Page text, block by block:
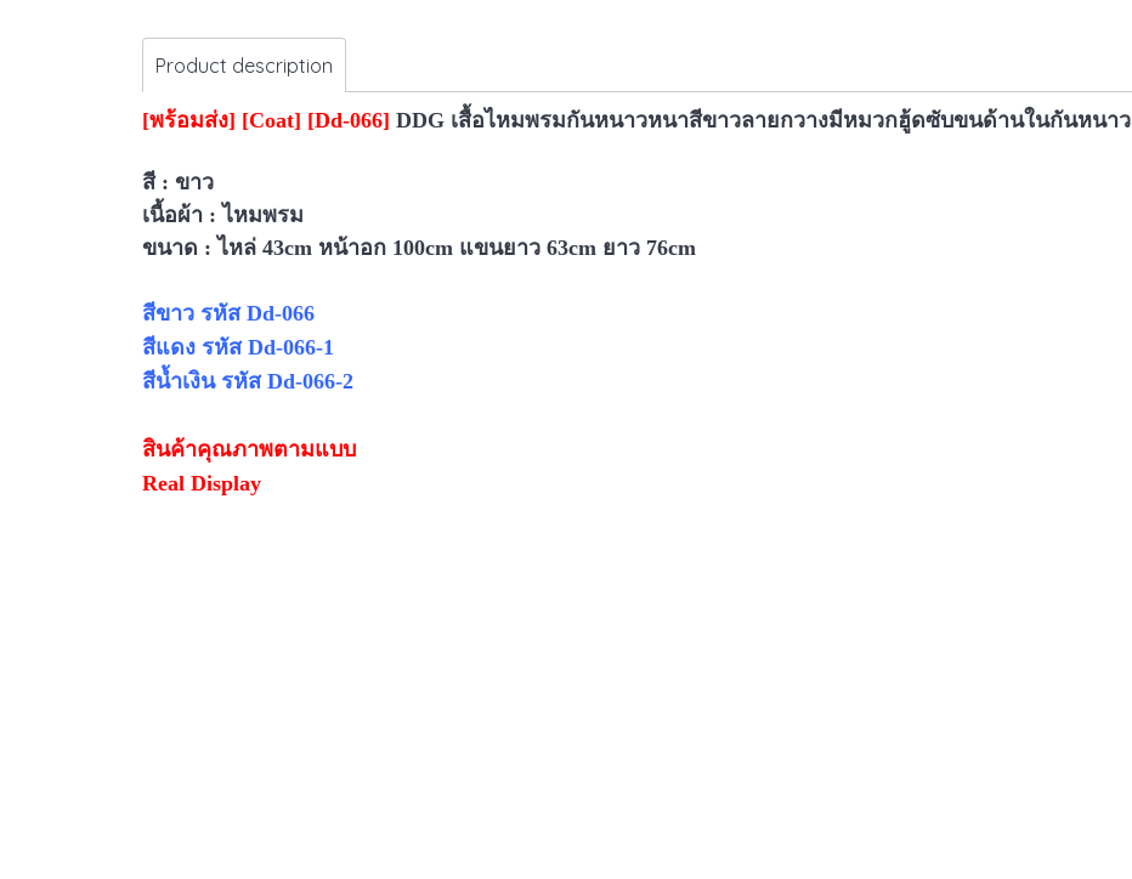
Product description
[พร้อมส่ง] [Coat] [Dd-066] DDG เสื้อไหมพรมกันหนาวหนาสีขาวลายกวางมีหมวกฮู้ดซับขนด้านในกันหนาว
สี : ขาว
เนื้อผ้า : ไหมพรม
ขนาด : ไหล่ 43cm หน้าอก 100cm แขนยาว 63cm ยาว 76cm
สีขาว รหัส Dd-066
สีแดง รหัส Dd-066-1
สีน้ำเงิน รหัส Dd-066-2
สินค้าคุณภาพตามแบบ
Real Display